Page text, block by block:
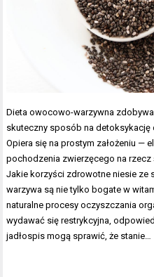
Dieta owocowo-warzywna
skuteczny sposób na detoksykację
Opiera się na prostym założeniu —
pochodzenia zwierzęcego na rzecz
Jakie korzyści zdrowotne niesie ze
warzywa są nie tylko bogate w
naturalne procesy oczyszczania
wydawać się restrykcyjna,
jadłospis mogą sprawić, że stanie…